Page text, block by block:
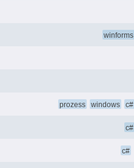
winforms
prozess windows c#
c#
c#